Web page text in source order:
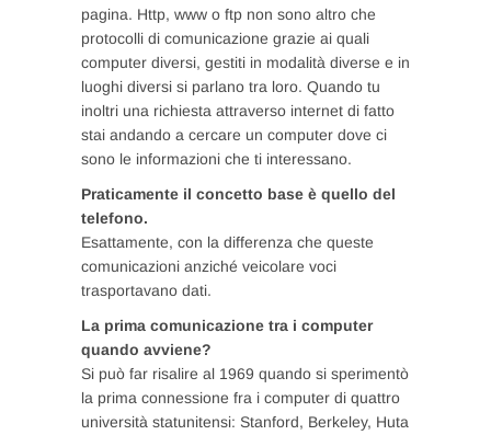
pagina. Http, www o ftp non sono altro che
protocolli di comunicazione grazie ai quali
computer diversi, gestiti in modalità diverse e in
luoghi diversi si parlano tra loro. Quando tu
inoltri una richiesta attraverso internet di fatto
stai andando a cercare un computer dove ci
sono le informazioni che ti interessano.
Praticamente il concetto base è quello del
telefono.
Esattamente, con la differenza che queste
comunicazioni anziché veicolare voci
trasportavano dati.
La prima comunicazione tra i computer
quando avviene?
Si può far risalire al 1969 quando si sperimentò
la prima connessione fra i computer di quattro
università statunitensi: Stanford, Berkeley, Huta